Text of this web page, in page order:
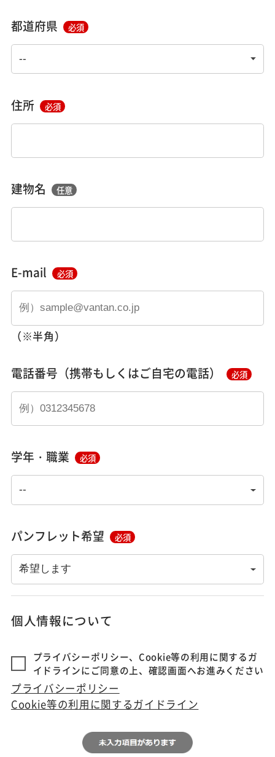
都道府県 必須
住所 必須
建物名 任意
E-mail 必須
（※半角）
電話番号（携帯もしくはご自宅の電話） 必須
学年・職業 必須
パンフレット希望 必須
個人情報について
プライバシーポリシー、Cookie等の利用に関するガ
イドラインにご同意の上、確認画面へお進みください
プライバシーポリシー
Cookie等の利用に関するガイドライン